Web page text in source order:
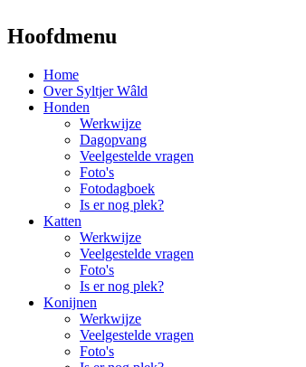
Hoofdmenu
Home
Over Syltjer Wâld
Honden
Werkwijze
Dagopvang
Veelgestelde vragen
Foto's
Fotodagboek
Is er nog plek?
Katten
Werkwijze
Veelgestelde vragen
Foto's
Is er nog plek?
Konijnen
Werkwijze
Veelgestelde vragen
Foto's